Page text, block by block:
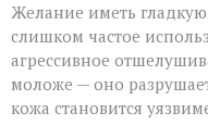
Желание иметь
слишком частое
агрессивное
моложе — оно
кожа становится